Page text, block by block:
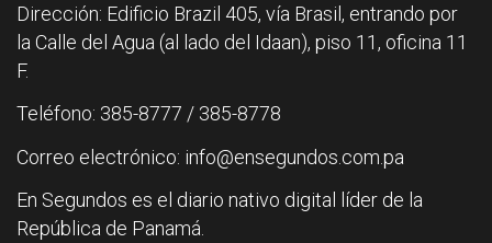
Dirección: Edificio Brazil 405, vía Brasil, entrando por
la Calle del Agua (al lado del Idaan), piso 11, oficina 11
F.
Teléfono: 385-8777 / 385-8778
Correo electrónico: info@ensegundos.com.pa
En Segundos es el diario nativo digital líder de la
República de Panamá.